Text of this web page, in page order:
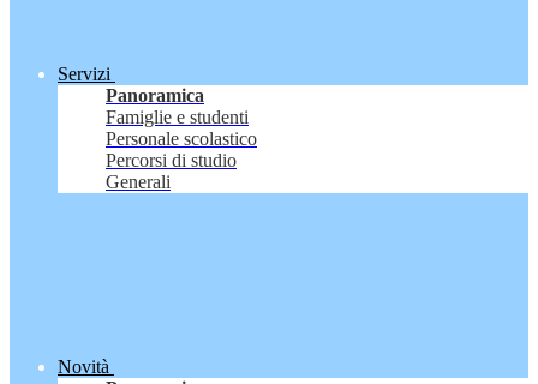
Servizi
Panoramica
Famiglie e studenti
Personale scolastico
Percorsi di studio
Generali
Novità